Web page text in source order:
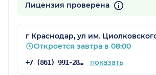
Лицензия проверена
г Краснодар, ул им.
Откроется завтра в 08:00
+7 (861) 991-28-89 показать